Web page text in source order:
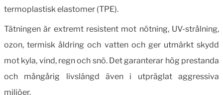
termoplastisk elastomer (TPE).
Tätningen är extremt resistent mot nötning, UV-strålning,
ozon, termisk åldring och vatten och ger utmärkt skydd
mot kyla, vind, regn och snö. Det garanterar hög prestanda
och mångårig livslängd även i utpräglat aggressiva
miljöer.